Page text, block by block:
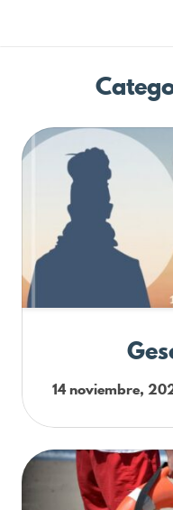
14 noviembre,